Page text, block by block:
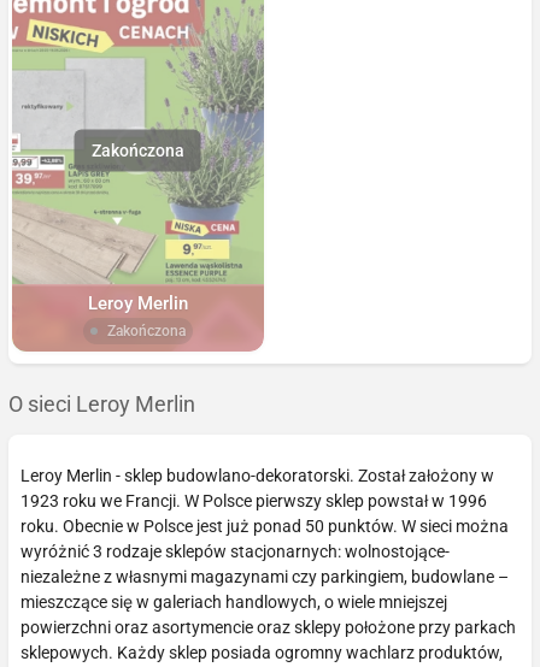
Leroy Merlin
Zakończona
O sieci Leroy Merlin
Leroy Merlin - sklep budowlano-dekoratorski. Został założony w
1923 roku we Francji. W Polsce pierwszy sklep powstał w 1996
roku. Obecnie w Polsce jest już ponad 50 punktów. W sieci można
wyróżnić 3 rodzaje sklepów stacjonarnych: wolnostojące-
niezależne z własnymi magazynami czy parkingiem, budowlane –
mieszczące się w galeriach handlowych, o wiele mniejszej
powierzchni oraz asortymencie oraz sklepy położone przy parkach
sklepowych. Każdy sklep posiada ogromny wachlarz produktów,